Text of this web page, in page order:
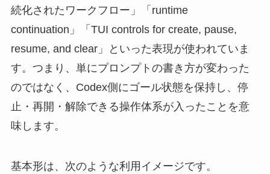
続化されたワークフロー」「runtime
continuation」「TUI controls for create, pause,
resume, and clear」といった表現が使われていま
す。つまり、単にプロンプトの書き方が変わった
のではなく、Codex側にゴール状態を保持し、停
止・再開・解除できる操作体系が入ったことを意
味します。
基本形は、次のような利用イメージです。